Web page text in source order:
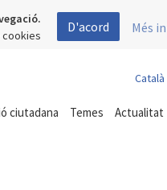
cookies
D'acord Més
Català
ciutadana Temes Actualitat